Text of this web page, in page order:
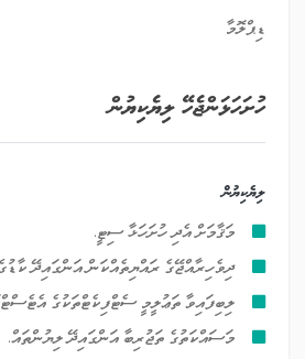
ޑިޕްލޮމާ
ހުށަހަޅަންޖެހޭ ލިޔެކިޔުން
ލިޔެކިޔުން
މަޤާމަށް އެދި ހުށަހަޅާ ސިޓީ.
ދިވެހިރާއްޖޭގެ ރައްޔިތެއްކަން އަންގައިދޭ
ލިބިފައިވާ ތަޢުލީމީ ސެޓްފިކެޓްތަކުގެ
މަސައްކަތުގެ ތަޖުރިބާ އަންގައިދޭ ލިޔުންތައް.